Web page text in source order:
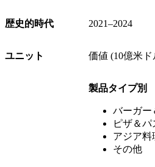
歴史的時代 2021–2024
ユニット 価値 (10億米ド
製品タイプ別
バーガー
ピザ＆パ
アジア料
その他